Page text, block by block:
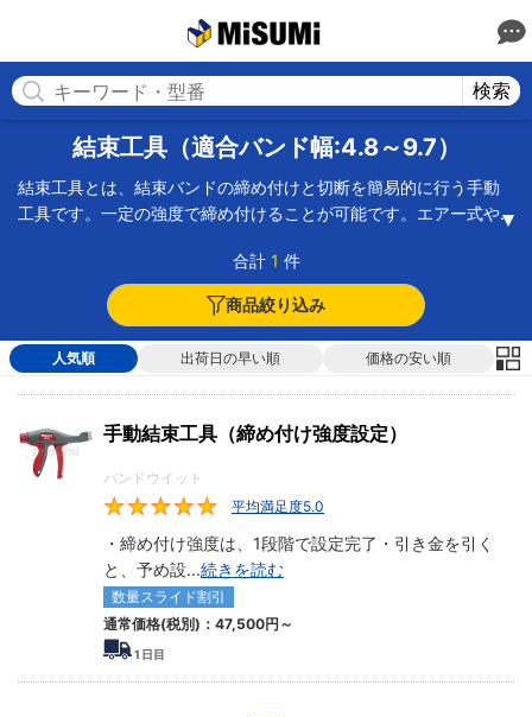
検索
結束工具（適合バンド幅:4.8～9.7）
結束工具とは、結束バンドの締め付けと切断を簡易的に行う手動
工具です。一定の強度で締め付けることが可能です。エアー式や
して結束バンドを締め付けてカットします。カットされた部分
は、工具の横に出される仕組みです。タイガンは、ケーブルやリ
リースタイの締め付けや切断を行います。手動式は、作業者が強
度を設定して、手動で締め付けてカットします。そのほか、設定
した強度で締め付ける機能があります。機構部分の素材がクロム
鉱だと頑丈です。結束バンドの幅に合わせて設定できるだけでな
く、突出しない整った切り口を作ることが可能です。用途や目的
に合わせたものを選択する必要があります。
合計 1 件
商品絞り込み
人気順 出荷日の早い順 価格の安い順
手動結束工具（締め付け強度設定）
パンドウイット
平均満足度5.0
・締め付け強度は、1段階で設定完了・引き金を引く
と、予め設...続きを読む
数量スライド割引
通常価格(税別)： 47,500円 ～
1 日目